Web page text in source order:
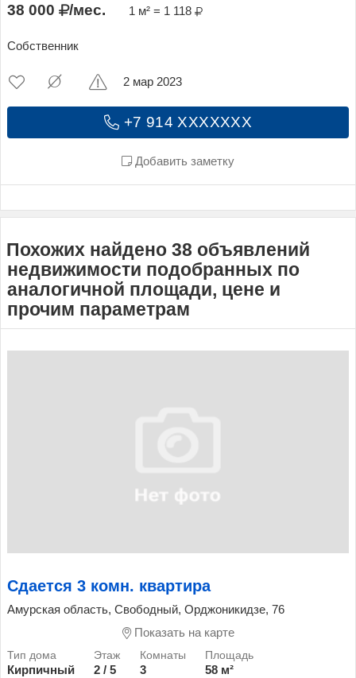
38 000 /мес. 1 м² = 1 118
Собственник
+7 914 XXXXXXX
Добавить заметку
2 мар 2023
Похожих найдено 38 объявлений
недвижимости подобранных по
аналогичной площади, цене и
прочим параметрам
Сдается 3 комн. квартира
Амурская область, Свободный, Орджоникидзе, 76
Показать на карте
Кирпичный 2 / 5 3
58 м²